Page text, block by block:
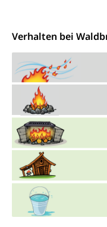
Verhalten bei
Kantonales
Unfallversicherung,
Sozialhilfe
Soziales und
Sucht und Drogen
Drogenabhängige,
Betäubungsmittel,